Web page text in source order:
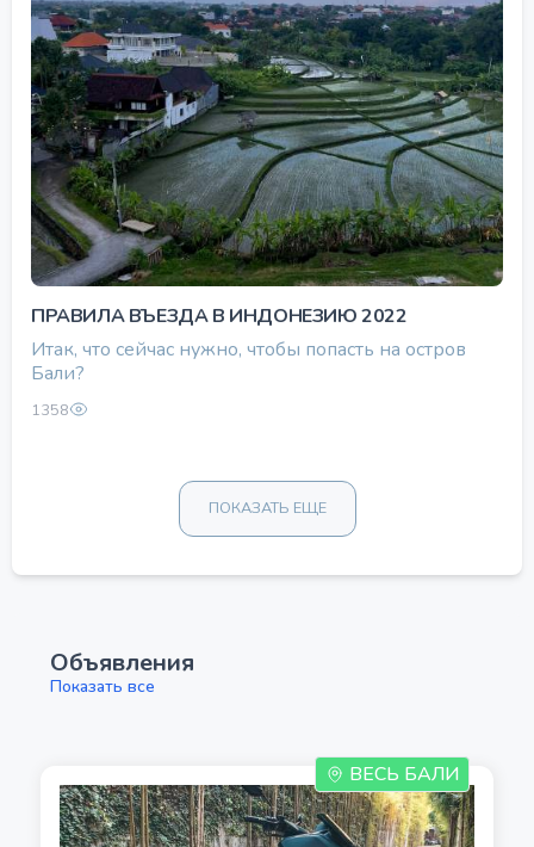
ПРАВИЛА ВЪЕЗДА В ИНДОНЕЗИЮ 2022
Итак, что сейчас нужно, чтобы попасть на остров
Бали?
1358
ПОКАЗАТЬ ЕЩЕ
Объявления
Показать все
ВЕСЬ БАЛИ